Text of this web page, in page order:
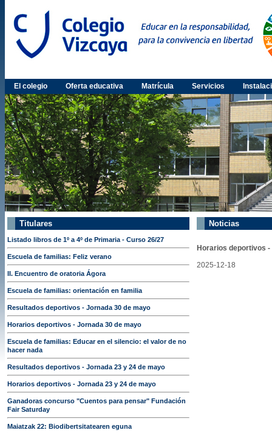
El colegio Oferta educativa Matrícula Servicios
Titulares
Listado libros de 1º a 4º de Primaria - Curso 26/27
Escuela de familias: Feliz verano
II. Encuentro de oratoria Ágora
Escuela de familias: orientación en familia
Resultados deportivos - Jornada 30 de mayo
Horarios deportivos - Jornada 30 de mayo
Escuela de familias: Educar en el silencio: el valor de no
hacer nada
Resultados deportivos - Jornada 23 y 24 de mayo
Horarios deportivos - Jornada 23 y 24 de mayo
Ganadoras concurso "Cuentos para pensar" Fundación
Fair Saturday
Maiatzak 22: Biodibertsitatearen eguna
Noticias
Horarios deportivos -
2025-12-18